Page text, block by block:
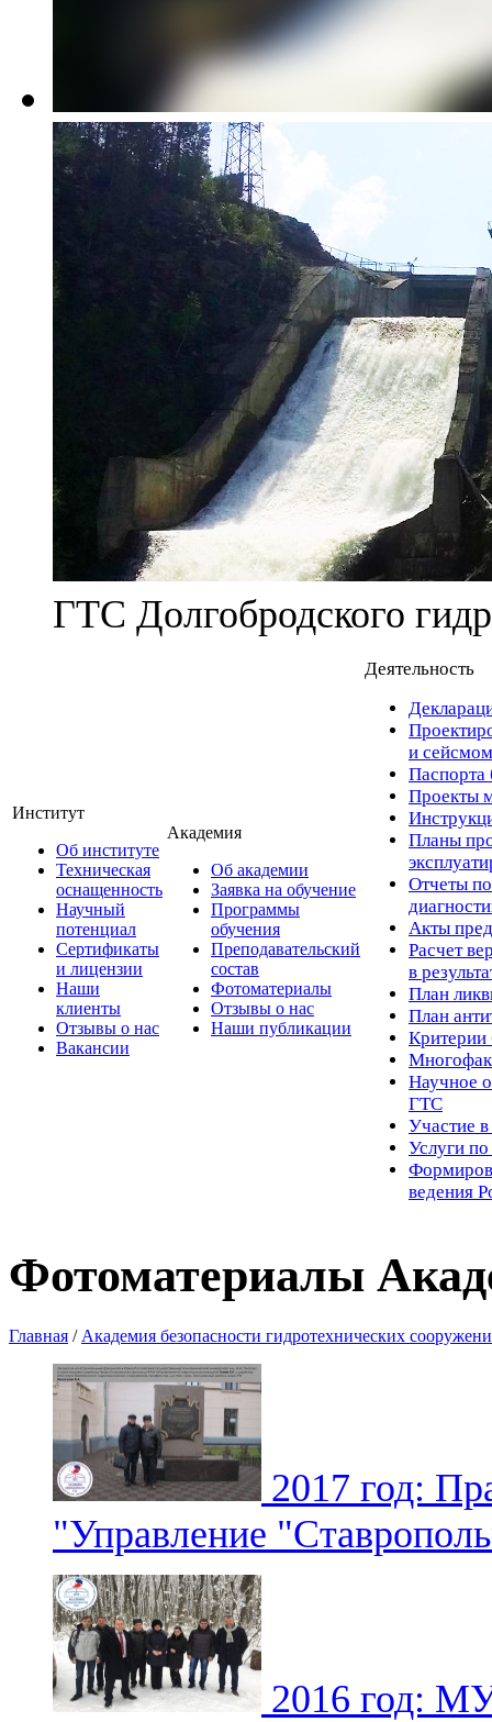
ГТС Долгобродского
Институт
Об институте
Техническая
оснащенность
Научный
потенциал
Сертификаты
и лицензии
Наши
клиенты
Отзывы о нас
Вакансии
Академия
Об академии
Заявка на обучение
Программы
обучения
Преподавательский
состав
Фотоматериалы
Отзывы о нас
Наши публикации
Деятельность
и
Паспорта
Проекты
Планы
Отчеты по
Акты
Расчет
в
План
План
Критерии
Научное
ГТС
Участие
Услуги
ведения
Фотоматериалы
Главная / Академия безопасности гидротехнических
2017 год:
"Управление
2016 год: